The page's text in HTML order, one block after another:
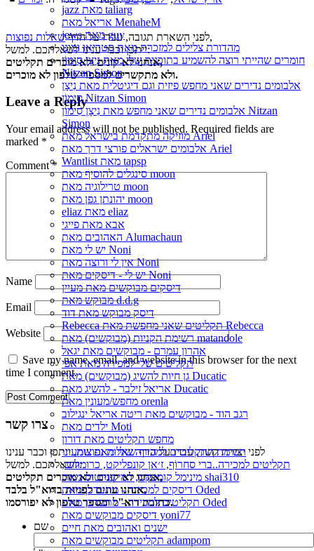
jazz מאת taliarg
אריאל מאת MenaheM
jews מאת guy
מהדורת צלילים למזכרת מאת סטריאו ומונו
חומרים שהייתי רוצה להשמיע בתוכנית שלי מאת נִיצָן סִימוֹן
Nitzan Simon
אלבומים נדירים שאני מחפש פיזית וגם דיגיטלית מאת נִיצָן
סִימוֹן Nitzan Simon
אלבומים נדירים שאני מחפש מאת נִיצָן סִימוֹן Nitzan
Simon
מוזיקה מתקדמת בישראל מאת Ariel
אלבומים ישראלים פורצי דרך מאת Ariel
Wantlist מאת tapsp
סינגלים להוסיף מאת moon
טרילוגיה מאת moon
יהונתן גפן מאת moon
eliaz מאת eliaz
אבא מאת פייגי
האהובים מאת Alumachaun
יש לי מאת Noni
אין לי ורוצה מאת Noni
יש לי - דיסקים מאת Noni
דיסקים מבוקשים מאת מעיין
מבוקש מאת d.d.g
דיסק מבוקש מאת דוד
Rebecca תקליטים שאני מחפשת מאת Rebecca
רשימת הקניות (מבוקשים) מאת matandole
אהרון עמרם - מבוקשים מאת יגאל
תקליטים שלי למכירה מאת אפי
גן חיות להשיג (מבוקשים) מאת Ducatic
אריאל זילבר - להשיג מאת Ducatic
מחפש/מעונין מאת orenla
רגב הוד - מבוקשים מאת ריטה אריאל ינגילוב
ילדים מאת Moti
מחפש תקליטים מאת דורון
רשימת התקליטים למכירה שלי מאת שמעוני
תקליטים למכירה..ברי סחרוֹף, ז׳אן קונפליקט, כרומוזום,
מינימל קומפקט, רמי פורטיס מאת shai310
דיסקים למכירה - מתעדכן מאת Oded
תקליטים למכירה - מתעדכן מאת Oded
דיסקים מבוקשים מאת yoni77
ישנים ואהובים מאת חיים
תקליטים מבוקשים מאת adampom
לפני השארת תגובה, עברו על הדףשאלות נפוצות
,
ייתכן וכבר ענינו לשאלתכם. למשל:
אנחנו לא קונים ולא מוכרים תקליטים,
ולא מתקשרים למספרי טלפון לא מוכרים.
Leave a Reply
Your email address will not be published. Required fields are
marked *
Comment*
Name
Email
Website
Save my name, email, and website in this browser for the next
time I comment.
צרו קשר
לפני יצירת קשר, עברו על הדףשאלות נפוצות, ייתכן וכבר ענינו
לשאלתכם. למשל:
אנחנו לא קונים ולא מוכרים תקליטים,
אנחנו עונים לפניות בדוא"ל בלבד,
כתובת דוא"ל ומספר טלפון לא יפורסמו.
שם